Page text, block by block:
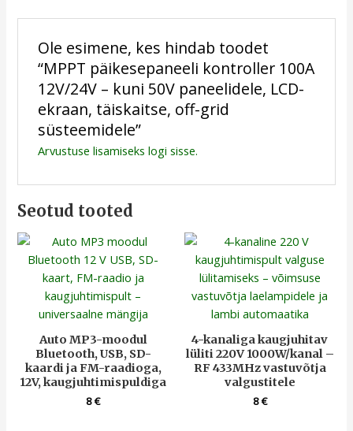
Ole esimene, kes hindab toodet
“MPPT päikesepaneeli kontroller 100A
12V/24V – kuni 50V paneelidele, LCD-
ekraan, täiskaitse, off-grid
süsteemidele”
Arvustuse lisamiseks logi sisse.
Seotud tooted
Auto MP3-moodul
Bluetooth, USB, SD-
kaardi ja FM-raadioga,
12V, kaugjuhtimispuldiga
8€
4-kanaliga kaugjuhitav
lüliti 220V 1000W/kanal –
RF 433MHz vastuvõtja
valgustitele
8€